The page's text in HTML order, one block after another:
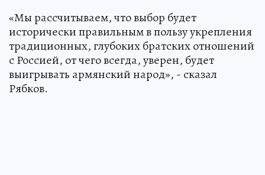
«Мы рассчитываем, что выбор будет
исторически правильным в пользу укрепления
традиционных, глубоких братских отношений
с Россией, от чего всегда, уверен, будет
выигрывать армянский народ», - сказал
Рябков.